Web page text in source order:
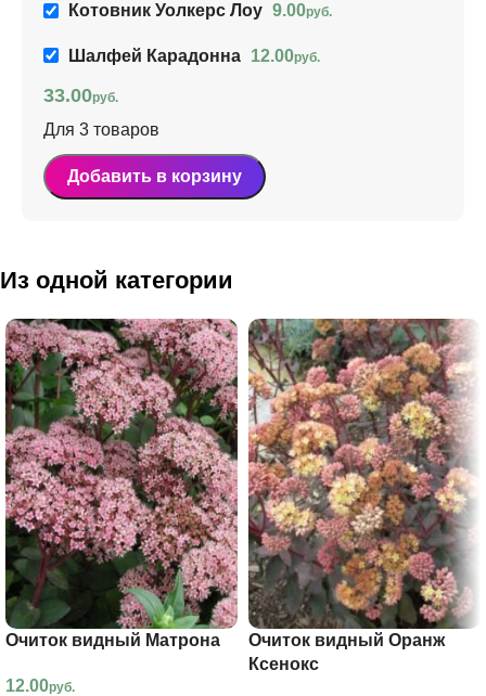
Котовник Уолкерс Лоу 9.00руб.
Шалфей Карадонна 12.00руб.
33.00руб.
Для 3 товаров
Добавить в корзину
Из одной категории
Очиток видный Матрона
12.00руб.
Очиток видный Оранж
Ксенокс